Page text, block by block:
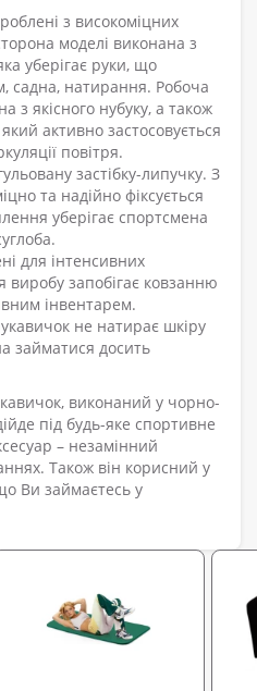
з високоміцних
моделі виконана з
уберігає руки, що
садна, натирання. Робоча
з якісного нубуку, а також
який активно застосовується
повітря.
застібку-липучку. З
та надійно фіксується
уберігає спортсмена
для інтенсивних
запобігає ковзанню
інвентарем.
не натирає шкіру
займатися досить
виконаний у чорно-
під будь-яке спортивне
– незамінний
Також він корисний у
Ви займаєтесь у